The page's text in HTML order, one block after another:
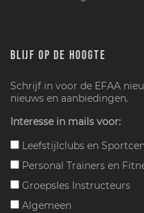
BLIJF OP DE HOOGTE
Schrijf in voor de EFAA
nieuws en aanbiedingen.
Interesse in mails voor:
Leefstijlclubs en
Personal Trainers en
Groepsles Instructeurs
Algemeen